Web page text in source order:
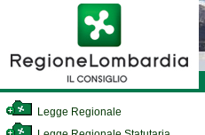
Legge Regionale